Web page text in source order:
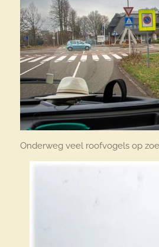
Onderweg veel roofvogels op